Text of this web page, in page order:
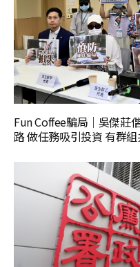
Fun Coffee騙局｜吳傑莊
路 做任務吸引投資 有群